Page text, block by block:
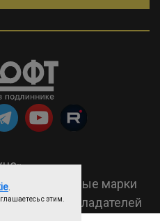
Все торговые марки
их правообладателей
с этим.